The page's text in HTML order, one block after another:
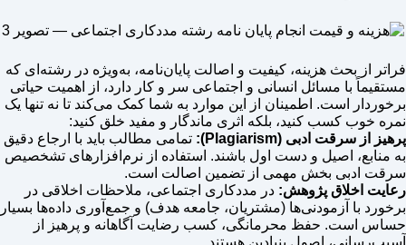
فراتر از بحث هزینه، کیفیت و اصالت پایان‌نامه، به‌ویژه در رشته‌ای که
مستقیماً با مسائل انسانی و اجتماعی سر و کار دارد، از اهمیت حیاتی
برخوردار است. اطمینان از این موارد به شما کمک می‌کند تا نه تنها یک
نمره خوب کسب کنید، بلکه اثری ماندگار و مفید خلق کنید:
پرهیز از سرقت ادبی (Plagiarism):
تمامی مطالب باید با ارجاع دقیق
به منابع، اصیل و دست اول باشند. استفاده از نرم‌افزارهای تشخصیص
سرقت ادبی بخش مهمی از تضمین اصالت است.
رعایت اخلاق پژوهش: در مددکاری اجتماعی، ملاحظات اخلاقی در
برخورد با آزمودنی‌ها (مشتریان، جامعه هدف) و جمع‌آوری داده‌ها بسیار
حساس است. حفظ محرمانگی، کسب رضایت آگاهانه و پرهیز از
آسیب‌رسانی، اصول بنیادین هستند.